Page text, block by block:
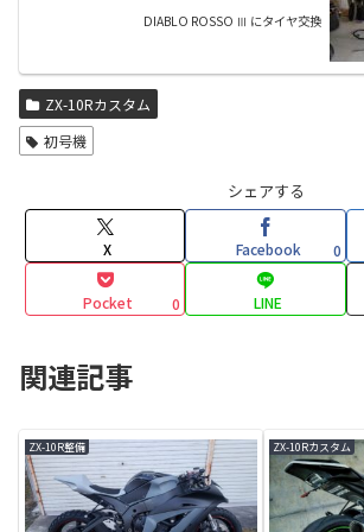
DIABLO ROSSO Ⅲ にタイヤ交換
ZX-10Rカスタム
初号機
シェアする
X Facebook 0
Pocket 0 LINE
関連記事
ZX-10R整備 ZX-10Rカスタム